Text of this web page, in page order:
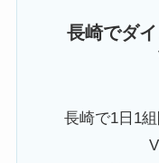
長崎でダ
長崎で1日1